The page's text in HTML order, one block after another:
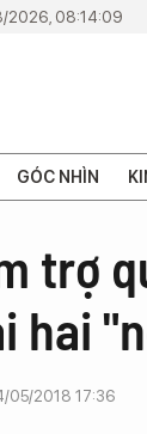
2026, 08:14:09
GÓC NHÌN
trợ
hai
05/2018 17:36